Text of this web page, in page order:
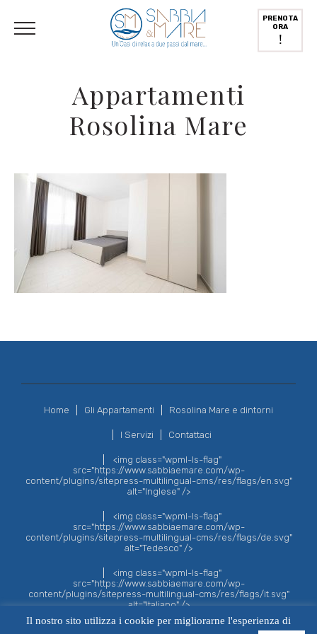
PRENOTA
ORA
!
Appartamenti
Rosolina Mare
Home Gli Appartamenti Rosolina Mare e dintorni
I Servizi Contattaci
<img class="wpml-ls-flag"
src="https://www.sabbiaemare.com/wp-
content/plugins/sitepress-multilingual-cms/res/flags/en.svg"
alt="Inglese" />
<img class="wpml-ls-flag"
src="https://www.sabbiaemare.com/wp-
content/plugins/sitepress-multilingual-cms/res/flags/de.svg"
alt="Tedesco" />
<img class="wpml-ls-flag"
src="https://www.sabbiaemare.com/wp-
content/plugins/sitepress-multilingual-cms/res/flags/it.svg"
alt="Italiano" />
Il nostro sito utilizza i cookie per migliorarne l'esperienza di
Inglese) Deutsch ( Tedesco Italiano